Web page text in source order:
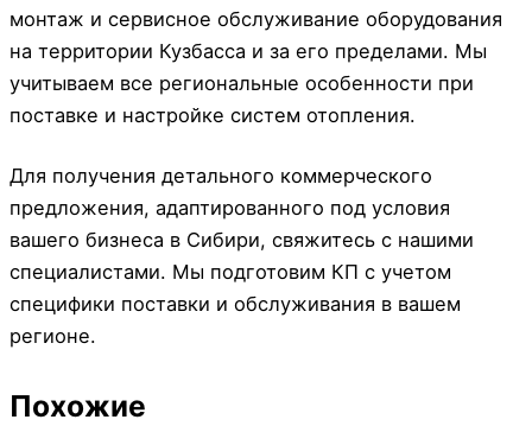
монтаж и сервисное обслуживание оборудования
на территории Кузбасса и за его пределами. Мы
учитываем все региональные особенности при
поставке и настройке систем отопления.
Для получения детального коммерческого
предложения, адаптированного под условия
вашего бизнеса в Сибири, свяжитесь с нашими
специалистами. Мы подготовим КП с учетом
специфики поставки и обслуживания в вашем
регионе.
Похожие